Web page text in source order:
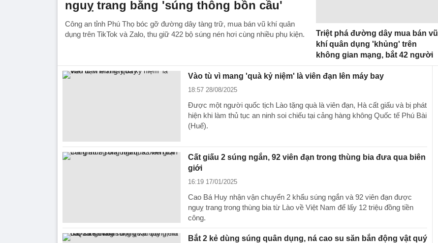
nguỵ trang bằng 'súng thông bồn cầu'
Công an tỉnh Phú Thọ bóc gỡ đường dây tàng trữ, mua bán vũ khí quân
dụng trên TikTok và Zalo, thu giữ 422 bộ súng nén hơi cùng nhiều phụ kiện.
Triệt phá đường dây mua bán vũ
khí quân dụng 'khủng' trên
không gian mạng, bắt 42 người
Vào tù vì mang 'quà kỷ niệm' là viên đạn lên máy bay
18:57 28/08/2025
Được một người quốc tịch Lào tặng quà là viên đạn, Hà cất giấu và bị phát
hiện khi làm thủ tục an ninh soi chiếu tại cảng hàng không Quốc tế Phú Bài
(Huế).
Cất giấu 2 súng ngắn, 92 viên đạn trong thùng bia đưa qua biên
giới
16:19 17/01/2025
Cao Bá Huy nhận vận chuyển 2 khẩu súng ngắn và 92 viên đạn được
nguỵ trang trong thùng bia từ Lào về Việt Nam để lấy 12 triệu đồng tiền
công.
Bắt 2 kẻ dùng súng quân dụng, ná cao su săn bắn động vật quý